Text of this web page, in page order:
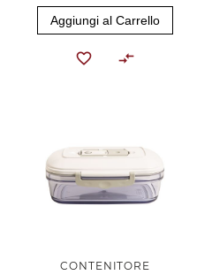
Aggiungi al Carrello
CONTENITORE